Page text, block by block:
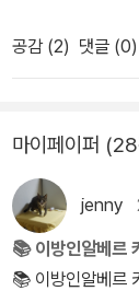
공감 (2) 댓글 (0)
마이페이퍼
jenny
📚 이방인알베르
📚 이방인알베르 카뮈 (